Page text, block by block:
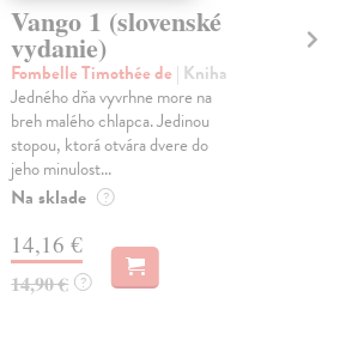
Vango 1 (slovenské
vydanie)
Fombelle Timothée de | Kniha
Jedného dňa vyvrhne more na
breh malého chlapca. Jedinou
stopou, ktorá otvára dvere do
jeho minulost...
Na sklade ?
14,16 €
14,90 € ?